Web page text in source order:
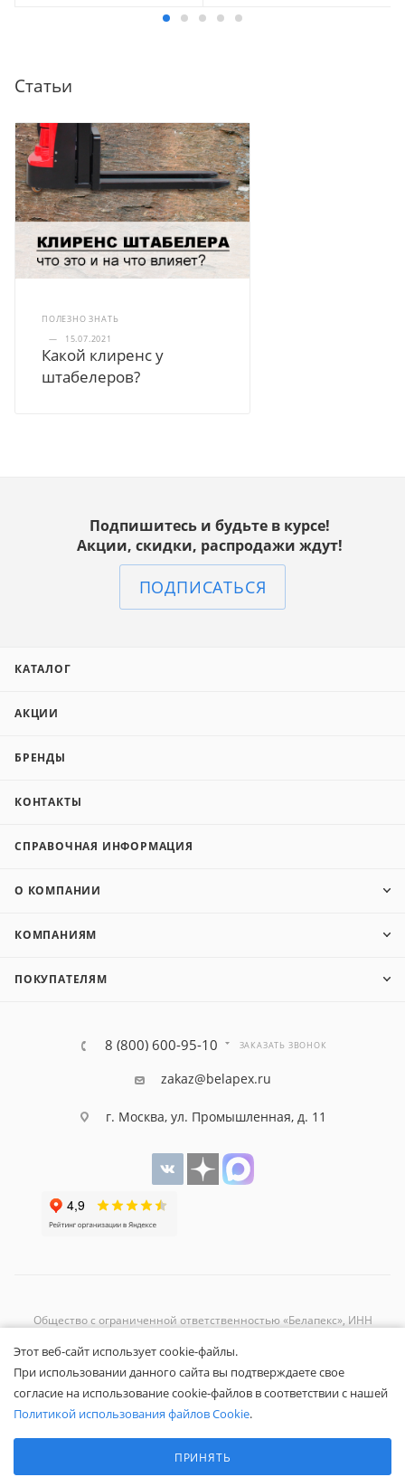
Статьи
ПОЛЕЗНО ЗНАТЬ
—
15.07.2021
Какой клиренс у
штабелеров?
Подпишитесь и будьте в курсе!
Акции, скидки, распродажи ждут!
ПОДПИСАТЬСЯ
КАТАЛОГ
АКЦИИ
БРЕНДЫ
КОНТАКТЫ
СПРАВОЧНАЯ ИНФОРМАЦИЯ
О КОМПАНИИ
КОМПАНИЯМ
ПОКУПАТЕЛЯМ
8 (800) 600-95-10 ЗАКАЗАТЬ ЗВОНОК
zakaz@belapex.ru
г. Москва, ул. Промышленная, д. 11
Общество с ограниченной ответственностью «Белапекс», ИНН
Обращаем ваше внимание, что вся представленная на сайте
информация носит исключительно информационный характер и не
является публичной офертой.
Вы принимаете условияполитики
сайте Белапекс.ру.
Этот веб-сайт использует cookie-файлы.
При использовании данного сайта вы подтверждаете свое
согласие на использование cookie-файлов в соответствии с нашей
Политикой использования файлов Cookie.
ПРИНЯТЬ